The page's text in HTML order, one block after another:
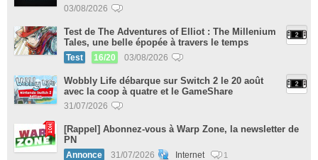
03/08/2026
Test de The Adventures of Elliot : The Millenium
Tales, une belle épopée à travers le temps
Test 16/20 03/08/2026
Wobbly Life débarque sur Switch 2 le 20 août
avec la coop à quatre et le GameShare
31/07/2026
[Rappel] Abonnez-vous à Warp Zone, la newsletter de
PN
Annonce 31/07/2026 Internet 1